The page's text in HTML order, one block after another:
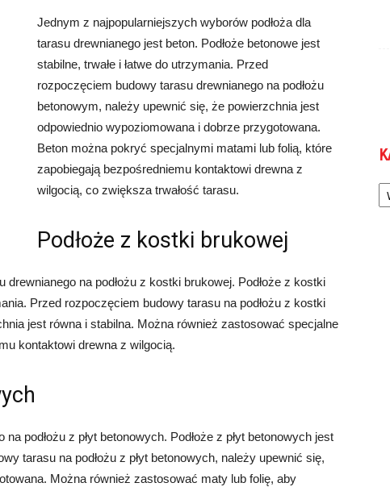
Jednym z najpopularniejszych wyborów podłoża dla
tarasu drewnianego jest beton. Podłoże betonowe jest
stabilne, trwałe i łatwe do utrzymania. Przed
rozpoczęciem budowy tarasu drewnianego na podłożu
betonowym, należy upewnić się, że powierzchnia jest
odpowiednio wypoziomowana i dobrze przygotowana.
Beton można pokryć specjalnymi matami lub folią, które
zapobiegają bezpośredniemu kontaktowi drewna z
wilgocią, co zwiększa trwałość tarasu.
Podłoże z kostki brukowej
drewnianego na podłożu z kostki brukowej. Podłoże z kostki
Przed rozpoczęciem budowy tarasu na podłożu z kostki
jest równa i stabilna. Można również zastosować specjalne
kontaktowi drewna z wilgocią.
podłożu z płyt betonowych. Podłoże z płyt betonowych jest
tarasu na podłożu z płyt betonowych, należy upewnić się,
Można również zastosować maty lub folię, aby